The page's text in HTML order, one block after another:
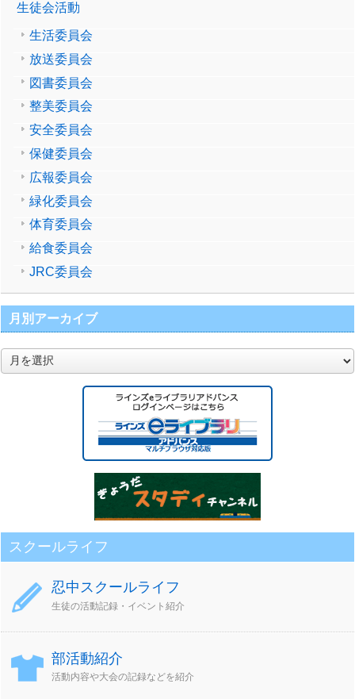
生徒会活動
生活委員会
放送委員会
図書委員会
整美委員会
安全委員会
保健委員会
広報委員会
緑化委員会
体育委員会
給食委員会
JRC委員会
月別アーカイブ
月
別
スクールライフ
忍中スクールライフ
生徒の活動記録・イベント紹介
部活動紹介
活動内容や大会の記録などを紹介